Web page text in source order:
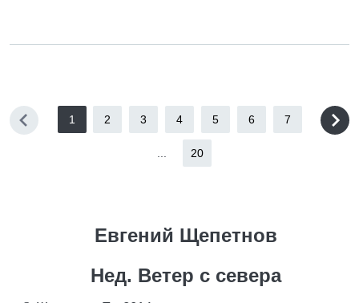
1 2 3 4 5 6 7
20
Евгений Щепетнов
Нед. Ветер с севера